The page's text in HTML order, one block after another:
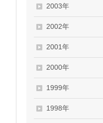
2003年
2002年
2001年
2000年
1999年
1998年